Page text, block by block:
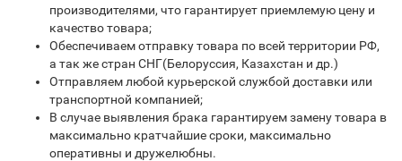
производителями, что гарантирует приемлемую цену и
качество товара;
Обеспечиваем отправку товара по всей территории РФ,
а так же стран СНГ(Белоруссия, Казахстан и др.)
Отправляем любой курьерской службой доставки или
транспортной компанией;
В случае выявления брака гарантируем замену товара в
максимально кратчайшие сроки, максимально
оперативны и дружелюбны.